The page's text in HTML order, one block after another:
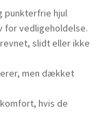
punkterfrie hjul
for vedligeholdelse.
slidt eller ikke
men dækket
hvis de